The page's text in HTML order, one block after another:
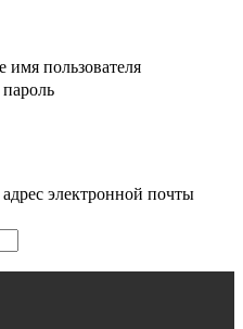
имя пользователя
электронной почты